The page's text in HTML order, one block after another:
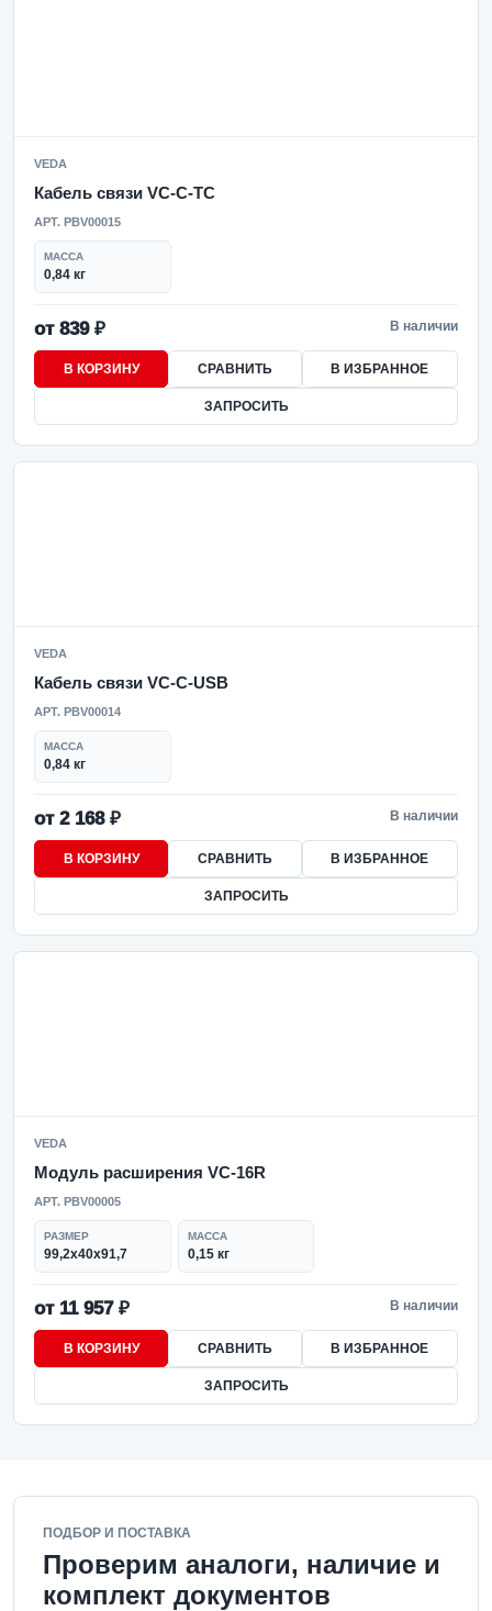
VEDA
Кабель связи VC-C-TC
АРТ. PBV00015
МАССА
0,84 кг
от 839 ₽ В наличии
В КОРЗИНУ СРАВНИТЬ В ИЗБРАННОЕ
ЗАПРОСИТЬ
VEDA
Кабель связи VC-C-USB
АРТ. PBV00014
МАССА
0,84 кг
от 2 168 ₽ В наличии
В КОРЗИНУ СРАВНИТЬ В ИЗБРАННОЕ
ЗАПРОСИТЬ
VEDA
Модуль расширения VC-16R
АРТ. PBV00005
РАЗМЕР
99,2x40x91,7
МАССА
0,15 кг
от 11 957 ₽ В наличии
В КОРЗИНУ СРАВНИТЬ В ИЗБРАННОЕ
ЗАПРОСИТЬ
ПОДБОР И ПОСТАВКА
Проверим аналоги, наличие и
комплект документов